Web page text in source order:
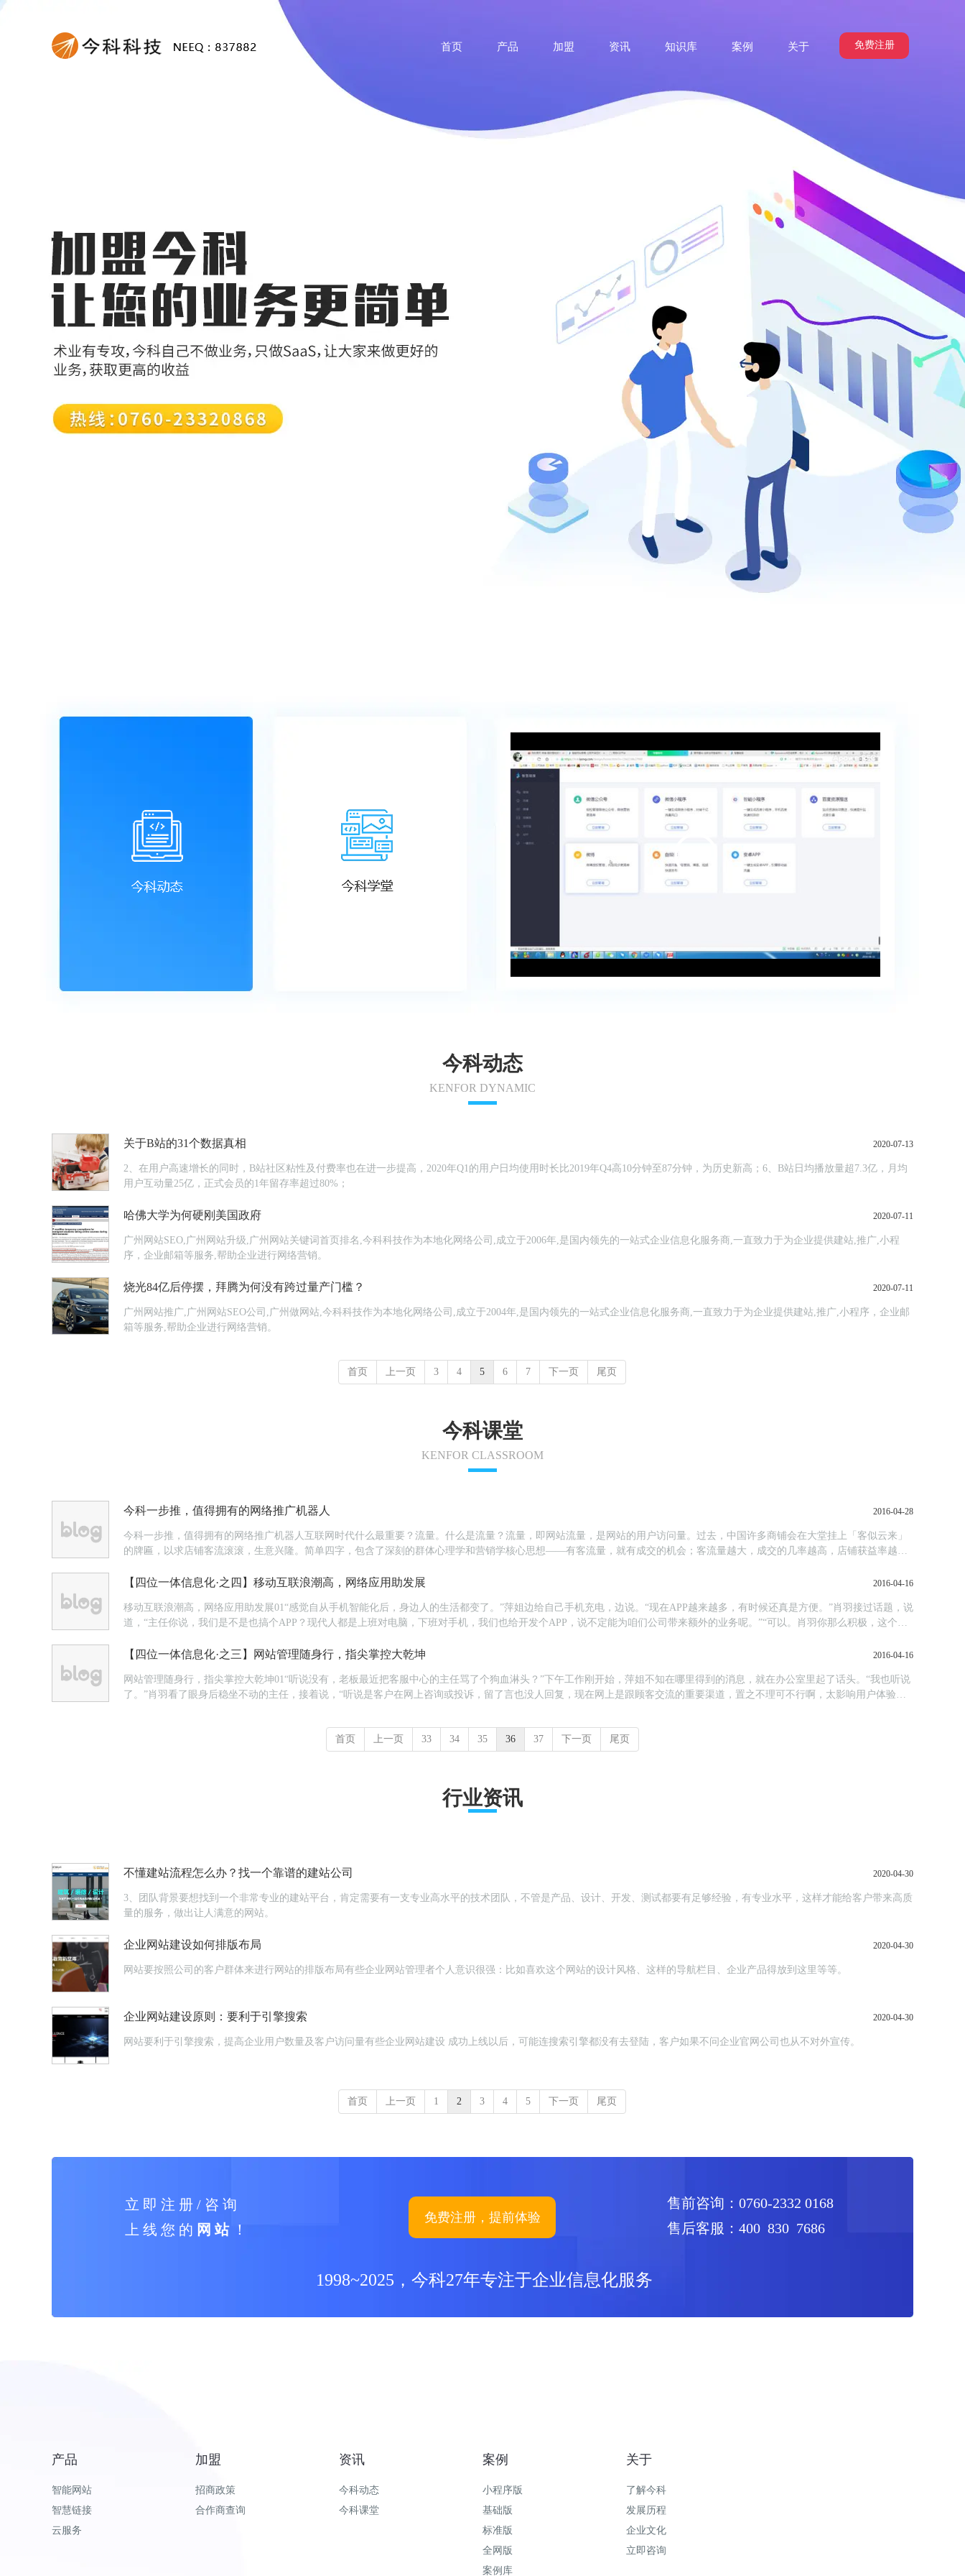
免费注册
首页 产品 加盟 资讯 知识库 案例 关于
今科动态
KENFOR DYNAMIC
关于B站的31个数据真相 2020-07-13
2、在用户高速增长的同时，B站社区粘性及付费率也在进一步提高，2020年Q1的用户日均使用时长比2019年Q4高10分钟至87分钟，为历史新高；6、B站日均播放量超7.3亿，月均
用户互动量25亿，正式会员的1年留存率超过80%；
哈佛大学为何硬刚美国政府 2020-07-11
广州网站SEO,广州网站升级,广州网站关键词首页排名,今科科技作为本地化网络公司,成立于2006年,是国内领先的一站式企业信息化服务商,一直致力于为企业提供建站,推广,小程
序，企业邮箱等服务,帮助企业进行网络营销。
烧光84亿后停摆，拜腾为何没有跨过量产门槛？ 2020-07-11
广州网站推广,广州网站SEO公司,广州做网站,今科科技作为本地化网络公司,成立于2004年,是国内领先的一站式企业信息化服务商,一直致力于为企业提供建站,推广,小程序，企业邮
箱等服务,帮助企业进行网络营销。
首页 上一页 3 4 5 6 7 下一页 尾页
今科课堂
KENFOR CLASSROOM
今科一步推，值得拥有的网络推广机器人 2016-04-28
今科一步推，值得拥有的网络推广机器人互联网时代什么最重要？流量。什么是流量？流量，即网站流量，是网站的用户访问量。过去，中国许多商铺会在大堂挂上「客似云来」
的牌匾，以求店铺客流滚滚，生意兴隆。简单四字，包含了深刻的群体心理学和营销学核心思想——有客流量，就有成交的机会；客流量越大，成交的几率越高，店铺获益率越
【四位一体信息化·之四】移动互联浪潮高，网络应用助发展 2016-04-16
移动互联浪潮高，网络应用助发展01“感觉自从手机智能化后，身边人的生活都变了。”萍姐边给自己手机充电，边说。“现在APP越来越多，有时候还真是方便。”肖羽接过话题，说
道，“主任你说，我们是不是也搞个APP？现代人都是上班对电脑，下班对手机，我们也给开发个APP，说不定能为咱们公司带来额外的业务呢。”“可以。肖羽你那么积极，这个任
【四位一体信息化·之三】网站管理随身行，指尖掌控大乾坤 2016-04-16
网站管理随身行，指尖掌控大乾坤01“听说没有，老板最近把客服中心的主任骂了个狗血淋头？”下午工作刚开始，萍姐不知在哪里得到的消息，就在办公室里起了话头。“我也听说
了。”肖羽看了眼身后稳坐不动的主任，接着说，“听说是客户在网上咨询或投诉，留了言也没人回复，现在网上是跟顾客交流的重要渠道，置之不理可不行啊，太影响用户体验
首页 上一页 33 34 35 36 37 下一页 尾页
行业资讯
不懂建站流程怎么办？找一个靠谱的建站公司 2020-04-30
3、团队背景要想找到一个非常专业的建站平台，肯定需要有一支专业高水平的技术团队，不管是产品、设计、开发、测试都要有足够经验，有专业水平，这样才能给客户带来高质
量的服务，做出让人满意的网站。
企业网站建设如何排版布局 2020-04-30
网站要按照公司的客户群体来进行网站的排版布局有些企业网站管理者个人意识很强：比如喜欢这个网站的设计风格、这样的导航栏目、企业产品得放到这里等等。
企业网站建设原则：要利于引擎搜索 2020-04-30
网站要利于引擎搜索，提高企业用户数量及客户访问量有些企业网站建设 成功上线以后，可能连搜索引擎都没有去登陆，客户如果不问企业官网公司也从不对外宣传。
首页 上一页 1 2 3 4 5 下一页 尾页
售前咨询：0760-2332 0168
售后客服：400 830 7686
1998~2025，今科27年专注于企业信息化服务
立 即 注 册 / 咨 询
上 线 您 的 网 站！
免费注册，提前体验
产品
智能网站
智慧链接
云服务
加盟
招商政策
合作商查询
资讯
今科动态
今科课堂
案例
小程序版
基础版
标准版
全网版
案例库
关于
了解今科
发展历程
企业文化
立即咨询